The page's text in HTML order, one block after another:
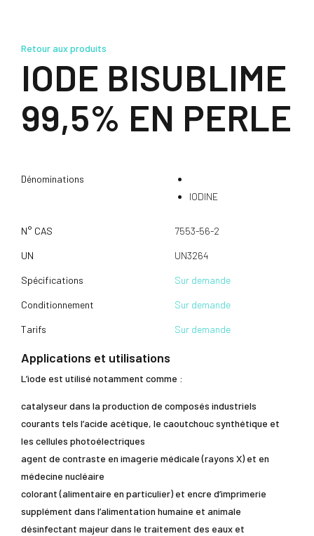
Retour aux produits
IODE BISUBLIME
99,5% EN PERLE
Dénominations
IODINE
N° CAS 7553-56-2
UN UN3264
Spécifications Sur demande
Conditionnement Sur demande
Tarifs Sur demande
Applications et utilisations
L’iode est utilisé notamment comme :
catalyseur dans la production de composés industriels
courants tels l’acide acétique, le caoutchouc synthétique et
les cellules photoélectriques
agent de contraste en imagerie médicale (rayons X) et en
médecine nucléaire
colorant (alimentaire en particulier) et encre d’imprimerie
supplément dans l’alimentation humaine et animale
désinfectant majeur dans le traitement des eaux et